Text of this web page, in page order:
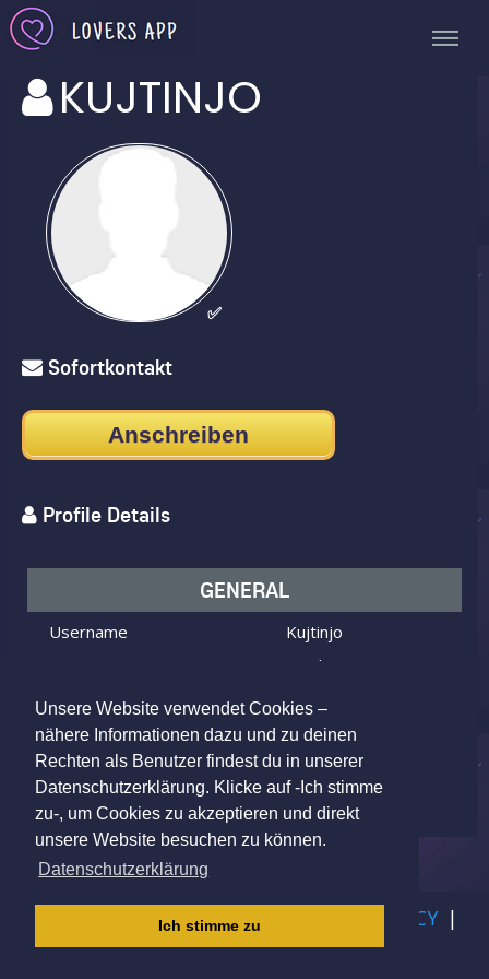
Unsere Website verwendet Cookies –
nähere Informationen dazu und zu deinen
Rechten als Benutzer findest du in unserer
Datenschutzerklärung. Klicke auf -Ich stimme
zu-, um Cookies zu akzeptieren und direkt
unsere Website besuchen zu können.
Datenschutzerklärung
Ich stimme zu
KUJTINJO
✅
Sofortkontakt
Anschreiben
Profile Details
GENERAL
Username
Kujtinjo
Male
Looking for
Female
Age
27 y.o.
Location
Münster, Germany
TERMS OF USE PRIVACY POLICY |
CHILDREN PRIVACY